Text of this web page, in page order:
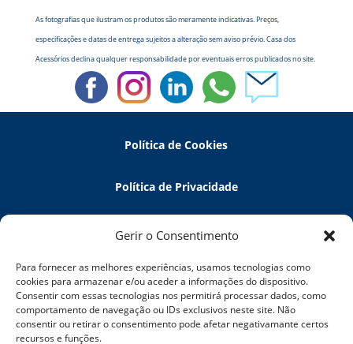
Gerir o Consentimento
Para fornecer as melhores experiências, usamos tecnologias como
cookies para armazenar e/ou aceder a informações do dispositivo.
Consentir com essas tecnologias nos permitirá processar dados, como
comportamento de navegação ou IDs exclusivos neste site. Não
consentir ou retirar o consentimento pode afetar negativamante certos
recursos e funções.
As fotografias que ilustram os produtos são meramente indicativas. Preços,
especificações e datas de entrega sujeitos a alteração sem aviso prévio. Casa dos
Acessórios declina qualquer responsabilidade por eventuais erros publicados no site.
Política de Cookies
Política de Privacidade
Política de Devoluções
Termos e Condições
Resolução de Litígios